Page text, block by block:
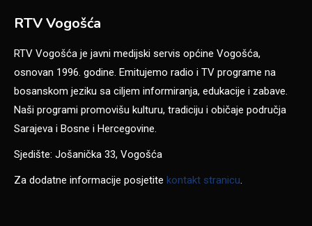
RTV Vogošća
RTV Vogošća je javni medijski servis općine Vogošća,
osnovan 1996. godine. Emitujemo radio i TV programe na
bosanskom jeziku sa ciljem informiranja, edukacije i zabave.
Naši programi promovišu kulturu, tradiciju i običaje područja
Sarajeva i Bosne i Hercegovine.
Sjedište: Jošanička 33, Vogošća
Za dodatne informacije posjetite kontakt stranicu